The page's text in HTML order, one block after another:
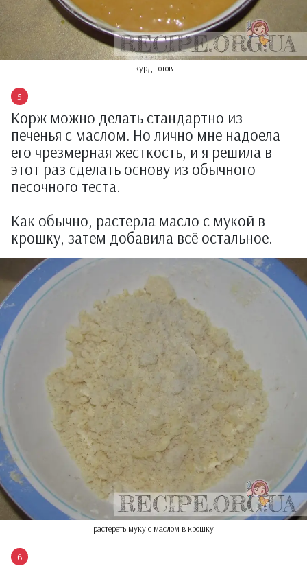
курд готов
Корж можно делать стандартно из
печенья с маслом. Но лично мне надоела
его чрезмерная жесткость, и я решила в
этот раз сделать основу из обычного
песочного теста.
Как обычно, растерла масло с мукой в
крошку, затем добавила всё остальное.
растереть муку с маслом в крошку